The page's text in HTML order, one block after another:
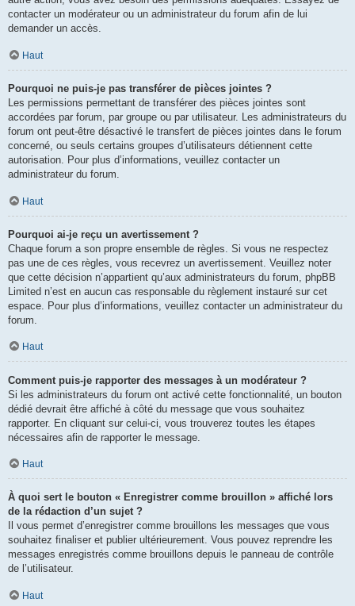
contacter un modérateur ou un administrateur du forum afin de lui
demander un accès.
Haut
Pourquoi ne puis-je pas transférer de pièces jointes ?
Les permissions permettant de transférer des pièces jointes sont
accordées par forum, par groupe ou par utilisateur. Les administrateurs du
forum ont peut-être désactivé le transfert de pièces jointes dans le forum
concerné, ou seuls certains groupes d’utilisateurs détiennent cette
autorisation. Pour plus d’informations, veuillez contacter un
administrateur du forum.
Haut
Pourquoi ai-je reçu un avertissement ?
Chaque forum a son propre ensemble de règles. Si vous ne respectez
pas une de ces règles, vous recevrez un avertissement. Veuillez noter
que cette décision n’appartient qu’aux administrateurs du forum, phpBB
Limited n’est en aucun cas responsable du règlement instauré sur cet
espace. Pour plus d’informations, veuillez contacter un administrateur du
forum.
Haut
Comment puis-je rapporter des messages à un modérateur ?
Si les administrateurs du forum ont activé cette fonctionnalité, un bouton
dédié devrait être affiché à côté du message que vous souhaitez
rapporter. En cliquant sur celui-ci, vous trouverez toutes les étapes
nécessaires afin de rapporter le message.
Haut
À quoi sert le bouton « Enregistrer comme brouillon » affiché lors
de la rédaction d’un sujet ?
Il vous permet d’enregistrer comme brouillons les messages que vous
souhaitez finaliser et publier ultérieurement. Vous pouvez reprendre les
messages enregistrés comme brouillons depuis le panneau de contrôle
de l’utilisateur.
Haut